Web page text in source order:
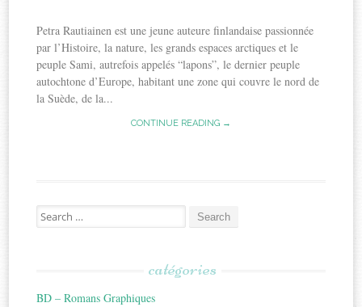
Petra Rautiainen est une jeune auteure finlandaise passionnée
par l’Histoire, la nature, les grands espaces arctiques et le
peuple Sami, autrefois appelés “lapons”, le dernier peuple
autochtone d’Europe, habitant une zone qui couvre le nord de
la Suède, de la...
CONTINUE READING →
Search
for:
catégories
BD – Romans Graphiques